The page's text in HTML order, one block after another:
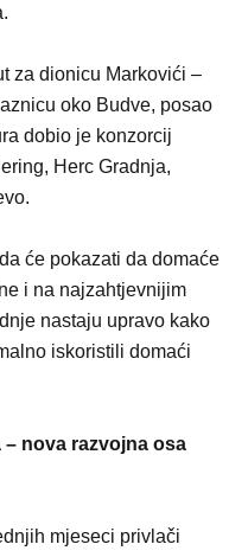
za dionicu Markovići –
oko Budve, posao
dobio je konzorcij
Herc Gradnja,
će pokazati da domaće
i na najzahtjevnijim
nastaju upravo kako
iskoristili domaći
nova razvojna osa
mjeseci privlači